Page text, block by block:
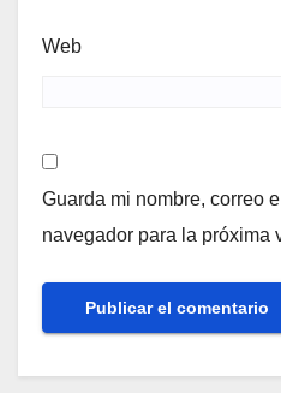
Web
Guarda mi nombre, correo
navegador para la próxima